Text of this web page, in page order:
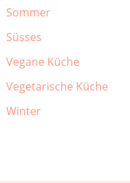
Sommer
Süsses
Vegane Küche
Vegetarische Küche
Winter